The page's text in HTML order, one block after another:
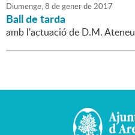
Diumenge,8 degenerde2017
Ball de tarda
amb l'actuació de D.M. Ateneu